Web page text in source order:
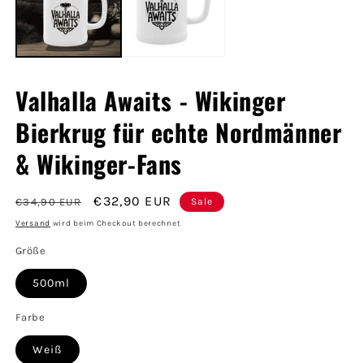
Valhalla Awaits - Wikinger
Bierkrug für echte Nordmänner
& Wikinger-Fans
Normaler
Preis
€34,90 EUR Verkaufspreis
€32,90 EUR Sale
Versand wird beim Checkout berechnet
Größe
500ml
Farbe
Weiß